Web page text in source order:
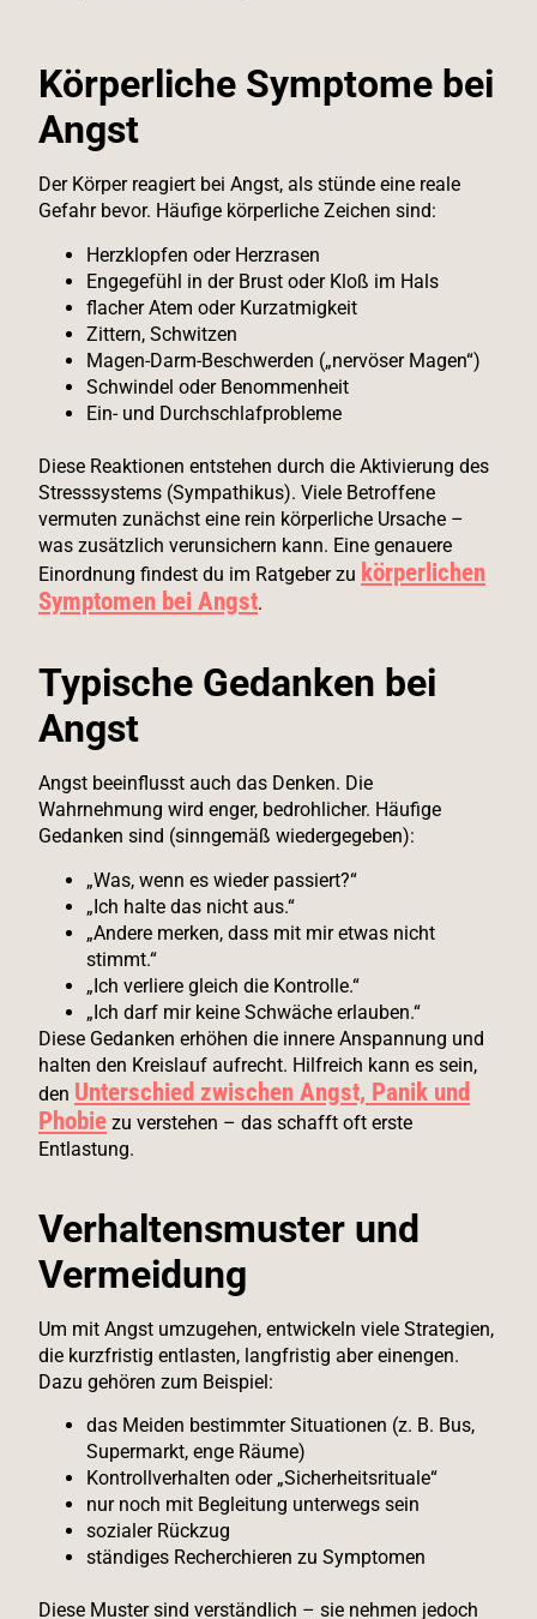
Körperliche Symptome bei
Angst
Der Körper reagiert bei Angst, als stünde eine reale
Gefahr bevor. Häufige körperliche Zeichen sind:
Herzklopfen oder Herzrasen
Engegefühl in der Brust oder Kloß im Hals
flacher Atem oder Kurzatmigkeit
Zittern, Schwitzen
Magen-Darm-Beschwerden („nervöser Magen“)
Schwindel oder Benommenheit
Ein- und Durchschlafprobleme
Diese Reaktionen entstehen durch die Aktivierung des
Stresssystems (Sympathikus). Viele Betroffene
vermuten zunächst eine rein körperliche Ursache –
was zusätzlich verunsichern kann. Eine genauere
Einordnung findest du im Ratgeber zu körperlichen
Symptomen bei Angst.
Typische Gedanken bei
Angst
Angst beeinflusst auch das Denken. Die
Wahrnehmung wird enger, bedrohlicher. Häufige
Gedanken sind (sinngemäß wiedergegeben):
„Was, wenn es wieder passiert?“
„Ich halte das nicht aus.“
„Andere merken, dass mit mir etwas nicht
stimmt.“
„Ich verliere gleich die Kontrolle.“
„Ich darf mir keine Schwäche erlauben.“
Diese Gedanken erhöhen die innere Anspannung und
halten den Kreislauf aufrecht. Hilfreich kann es sein,
den Unterschied zwischen Angst, Panik und
Phobie zu verstehen – das schafft oft erste
Entlastung.
Verhaltensmuster und
Vermeidung
Um mit Angst umzugehen, entwickeln viele Strategien,
die kurzfristig entlasten, langfristig aber einengen.
Dazu gehören zum Beispiel:
das Meiden bestimmter Situationen (z. B. Bus,
Supermarkt, enge Räume)
Kontrollverhalten oder „Sicherheitsrituale“
nur noch mit Begleitung unterwegs sein
sozialer Rückzug
ständiges Recherchieren zu Symptomen
Diese Muster sind verständlich – sie nehmen jedoch